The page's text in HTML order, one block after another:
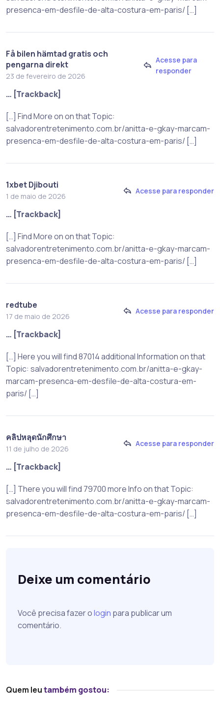
presenca-em-desfile-de-alta-costura-em-paris/ […]
Få bilen hämtad gratis och
pengarna direkt
23 de fevereiro de 2026
Acesse para
responder
… [Trackback]
[…] Find More on on that Topic:
salvadorentretenimento.com.br/anitta-e-gkay-marcam-
presenca-em-desfile-de-alta-costura-em-paris/ […]
1xbet Djibouti
1 de maio de 2026
Acesse para responder
… [Trackback]
[…] Find More on on that Topic:
salvadorentretenimento.com.br/anitta-e-gkay-marcam-
presenca-em-desfile-de-alta-costura-em-paris/ […]
redtube
17 de maio de 2026
Acesse para responder
… [Trackback]
[…] Here you will find 87014 additional Information on that
Topic: salvadorentretenimento.com.br/anitta-e-gkay-
marcam-presenca-em-desfile-de-alta-costura-em-
paris/ […]
คลิปหลุดนักศึกษา
11 de julho de 2026
Acesse para responder
… [Trackback]
[…] There you will find 79700 more Info on that Topic:
salvadorentretenimento.com.br/anitta-e-gkay-marcam-
presenca-em-desfile-de-alta-costura-em-paris/ […]
Deixe um comentário
Você precisa fazer ologin para publicar um
comentário.
Quem leutambém gostou: